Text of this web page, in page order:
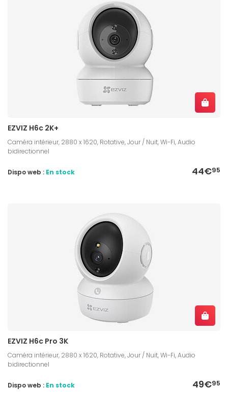
EZVIZ H6c 2K+
Caméra intérieur, 2880 x 1620, Rotative, Jour / Nuit, Wi-Fi, Audio
bidirectionnel
44€95
Dispo web : En stock
EZVIZ H6c Pro 3K
Caméra intérieur, 2880 x 1620, Rotative, Jour / Nuit, Wi-Fi, Audio
bidirectionnel
49€95
Dispo web : En stock